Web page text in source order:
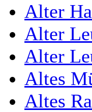
Alter
Alter
Alter
Altes
Altes